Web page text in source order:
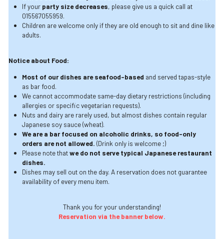
If your party size decreases, please give us a quick call at
015567055959.
Children are welcome only if they are old enough to sit and dine like
adults.
Notice about Food:
Most of our dishes are seafood-based and served tapas-style
as bar food.
We cannot accommodate same-day dietary restrictions (including
allergies or specific vegetarian requests).
Nuts and dairy are rarely used, but almost dishes contain regular
Japanese soy sauce (wheat).
We are a bar focused on alcoholic drinks, so food-only
orders are not allowed. (Drink only is welcome ;)
Please note that we do not serve typical Japanese restaurant
dishes.
Dishes may sell out on the day. A reservation does not guarantee
availability of every menu item.
Thank you for your understanding!
Reservation via the banner below.